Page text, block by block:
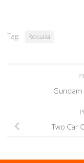
Tag: Rokuaka
Gundam
Two Car